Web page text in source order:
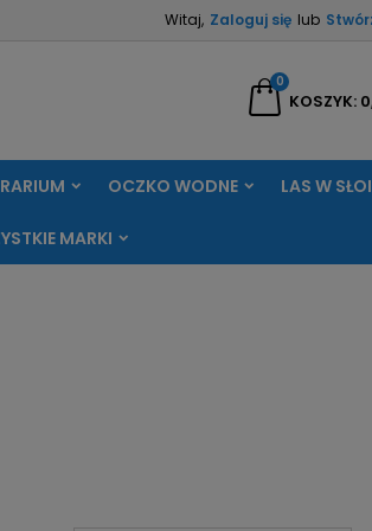
Witaj, Zaloguj się lub
KOSZYK
0
OCZKO WODNE LAS W
MARKI